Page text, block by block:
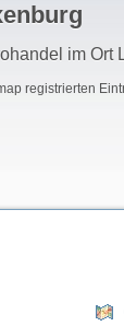
im Ort
registrierten